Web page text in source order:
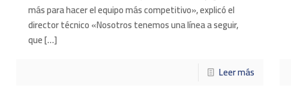
más para hacer el equipo más competitivo», explicó el
director técnico «Nosotros tenemos una línea a seguir,
que[…]
Leer más